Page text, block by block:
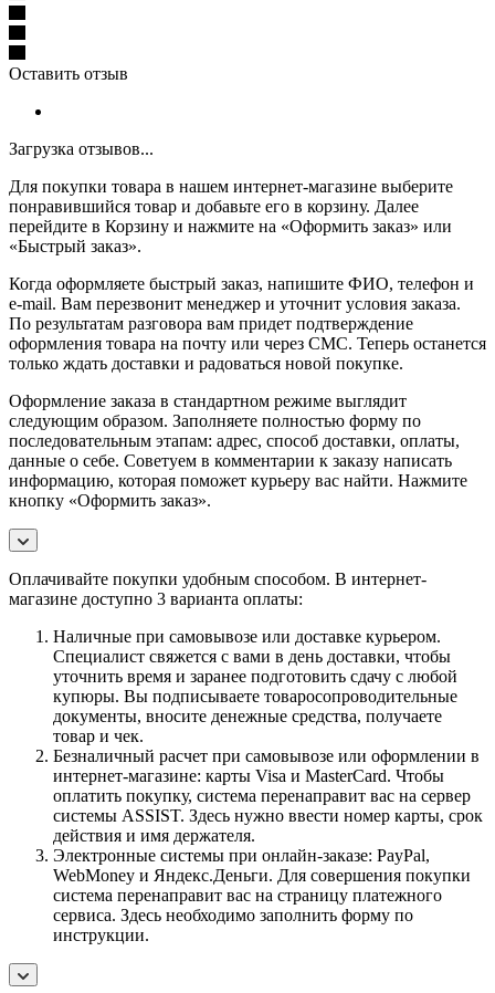
Оставить отзыв
Загрузка отзывов...
Для покупки товара в нашем интернет-магазине выберите
понравившийся товар и добавьте его в корзину. Далее
перейдите в Корзину и нажмите на «Оформить заказ» или
«Быстрый заказ».
Когда оформляете быстрый заказ, напишите ФИО, телефон и
e-mail. Вам перезвонит менеджер и уточнит условия заказа.
По результатам разговора вам придет подтверждение
оформления товара на почту или через СМС. Теперь останется
только ждать доставки и радоваться новой покупке.
Оформление заказа в стандартном режиме выглядит
следующим образом. Заполняете полностью форму по
последовательным этапам: адрес, способ доставки, оплаты,
данные о себе. Советуем в комментарии к заказу написать
информацию, которая поможет курьеру вас найти. Нажмите
кнопку «Оформить заказ».
Оплачивайте покупки удобным способом. В интернет-
магазине доступно 3 варианта оплаты:
Наличные при самовывозе или доставке курьером.
Специалист свяжется с вами в день доставки, чтобы
уточнить время и заранее подготовить сдачу с любой
купюры. Вы подписываете товаросопроводительные
документы, вносите денежные средства, получаете
товар и чек.
Безналичный расчет при самовывозе или оформлении в
интернет-магазине: карты Visa и MasterCard. Чтобы
оплатить покупку, система перенаправит вас на сервер
системы ASSIST. Здесь нужно ввести номер карты, срок
действия и имя держателя.
Электронные системы при онлайн-заказе: PayPal,
WebMoney и Яндекс.Деньги. Для совершения покупки
система перенаправит вас на страницу платежного
сервиса. Здесь необходимо заполнить форму по
инструкции.